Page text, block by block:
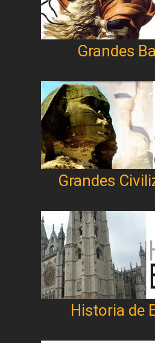
Grandes
Grandes
Historia de